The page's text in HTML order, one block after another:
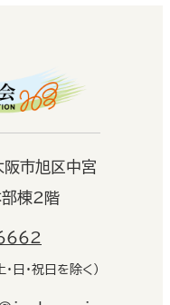
市旭区中宮
棟2階
・祝日を除く）